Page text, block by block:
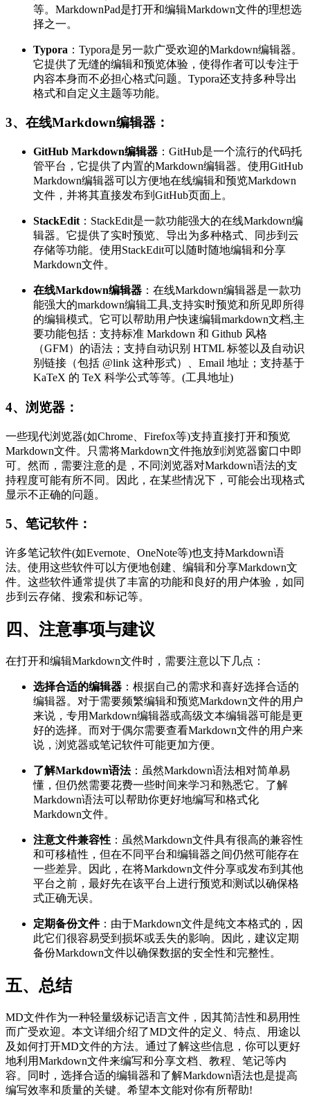
等。MarkdownPad是打开和编辑Markdown文件的理想选
择之一。
Typora ：Typora是另一款广受欢迎的Markdown编辑器。
它提供了无缝的编辑和预览体验，使得作者可以专注于
内容本身而不必担心格式问题。Typora还支持多种导出
格式和自定义主题等功能。
3、在线Markdown编辑器：
GitHub Markdown编辑器 ：GitHub是一个流行的代码托
管平台，它提供了内置的Markdown编辑器。使用GitHub
Markdown编辑器可以方便地在线编辑和预览Markdown
文件，并将其直接发布到GitHub页面上。
StackEdit ：StackEdit是一款功能强大的在线Markdown编
辑器。它提供了实时预览、导出为多种格式、同步到云
存储等功能。使用StackEdit可以随时随地编辑和分享
Markdown文件。
在线Markdown编辑器 ：在线Markdown编辑器是一款功
能强大的markdown编辑工具,支持实时预览和所见即所得
的编辑模式。它可以帮助用户快速编辑markdown文档,主
要功能包括：支持标准 Markdown 和 Github 风格
（GFM）的语法；支持自动识别 HTML 标签以及自动识
别链接（包括 @link 这种形式）、Email 地址；支持基于
KaTeX 的 TeX 科学公式等等。(工具地址)
4、浏览器：
一些现代浏览器(如Chrome、Firefox等)支持直接打开和预览
Markdown文件。只需将Markdown文件拖放到浏览器窗口中即
可。然而，需要注意的是，不同浏览器对Markdown语法的支
持程度可能有所不同。因此，在某些情况下，可能会出现格式
显示不正确的问题。
5、笔记软件：
许多笔记软件(如Evernote、OneNote等)也支持Markdown语
法。使用这些软件可以方便地创建、编辑和分享Markdown文
件。这些软件通常提供了丰富的功能和良好的用户体验，如同
步到云存储、搜索和标记等。
四、注意事项与建议
在打开和编辑Markdown文件时，需要注意以下几点：
选择合适的编辑器 ：根据自己的需求和喜好选择合适的
编辑器。对于需要频繁编辑和预览Markdown文件的用户
来说，专用Markdown编辑器或高级文本编辑器可能是更
好的选择。而对于偶尔需要查看Markdown文件的用户来
说，浏览器或笔记软件可能更加方便。
了解Markdown语法：虽然Markdown语法相对简单易
懂，但仍然需要花费一些时间来学习和熟悉它。了解
Markdown语法可以帮助你更好地编写和格式化
Markdown文件。
注意文件兼容性 ：虽然Markdown文件具有很高的兼容性
和可移植性，但在不同平台和编辑器之间仍然可能存在
一些差异。因此，在将Markdown文件分享或发布到其他
平台之前，最好先在该平台上进行预览和测试以确保格
式正确无误。
定期备份文件：由于Markdown文件是纯文本格式的，因
此它们很容易受到损坏或丢失的影响。因此，建议定期
备份Markdown文件以确保数据的安全性和完整性。
五、总结
MD文件作为一种轻量级标记语言文件，因其简洁性和易用性
而广受欢迎。本文详细介绍了MD文件的定义、特点、用途以
及如何打开MD文件的方法。通过了解这些信息，你可以更好
地利用Markdown文件来编写和分享文档、教程、笔记等内
容。同时，选择合适的编辑器和了解Markdown语法也是提高
编写效率和质量的关键。希望本文能对你有所帮助!